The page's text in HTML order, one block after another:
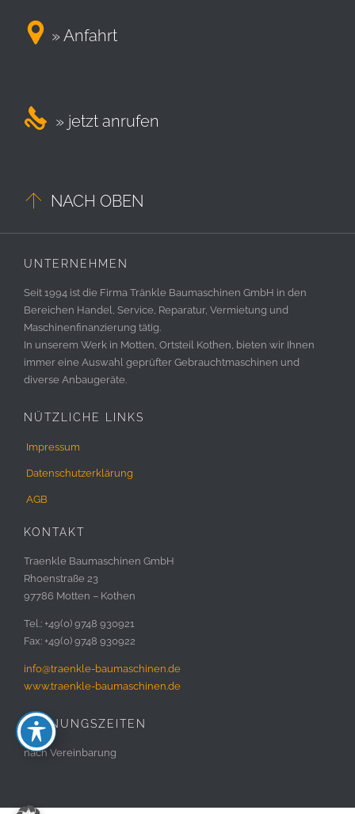
 » Anfahrt
 » jetzt anrufen
 NACH OBEN
UNTERNEHMEN
Seit 1994 ist die Firma Tränkle Baumaschinen GmbH in den
Bereichen Handel, Service, Reparatur, Vermietung und
Maschinenfinanzierung tätig.
In unserem Werk in Motten, Ortsteil Kothen, bieten wir Ihnen
immer eine Auswahl geprüfter Gebrauchtmaschinen und
diverse Anbaugeräte.
NÜTZLICHE LINKS
Impressum
Datenschutzerklärung
AGB
KONTAKT
Traenkle Baumaschinen GmbH
Rhoenstraße 23
97786 Motten – Kothen
Tel.: +49(0) 9748 930921
Fax: +49(0) 9748 930922
info@traenkle-baumaschinen.de
www.traenkle-baumaschinen.de
ÖFFNUNGSZEITEN
nach Vereinbarung